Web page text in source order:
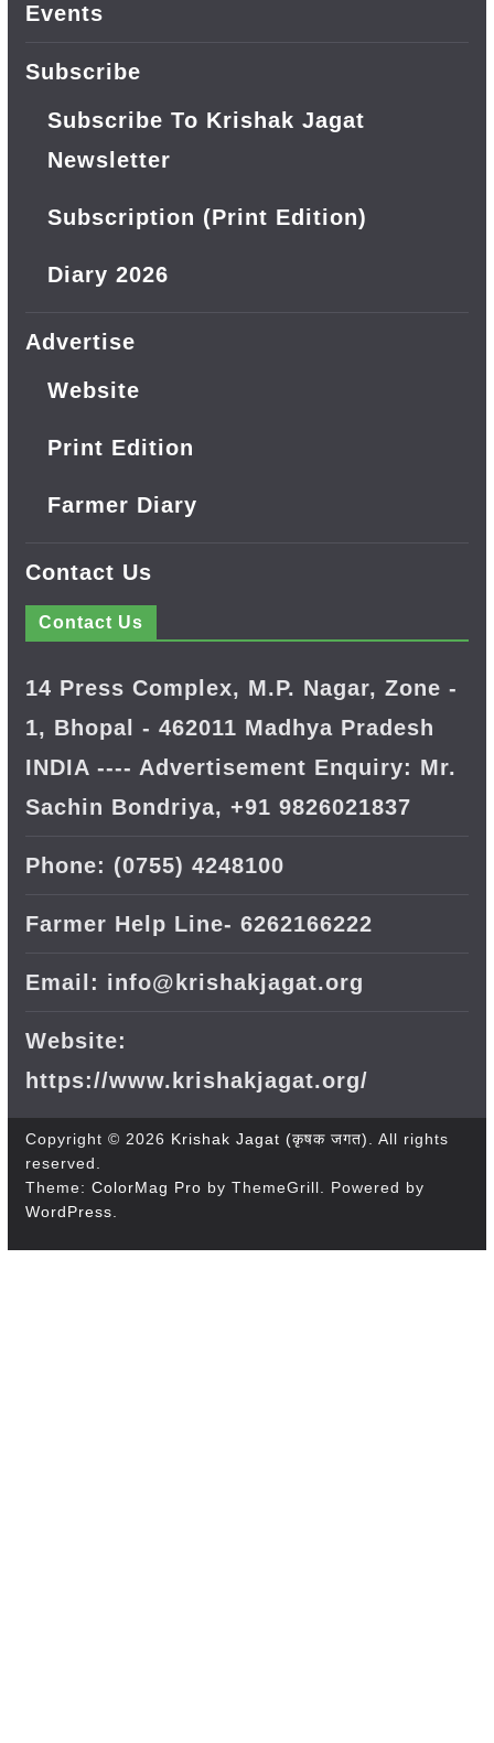
Events
Subscribe
Subscribe To Krishak Jagat
Newsletter
Subscription (Print Edition)
Diary 2026
Advertise
Website
Print Edition
Farmer Diary
Contact Us
Contact Us
14 Press Complex, M.P. Nagar, Zone -
1, Bhopal - 462011 Madhya Pradesh
INDIA ---- Advertisement Enquiry: Mr.
Sachin Bondriya, +91 9826021837
Phone: (0755) 4248100
Farmer Help Line- 6262166222
Email: info@krishakjagat.org
Website:
https://www.krishakjagat.org/
Copyright © 2026 Krishak Jagat (कृषक जगत)
. All rights
reserved.
Theme: ColorMag Pro by ThemeGrill. Powered by
WordPress